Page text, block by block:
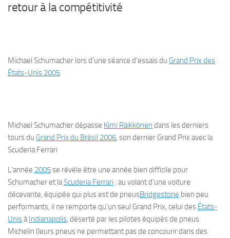
retour à la compétitivité
Michael Schumacher lors d’une séance d’essais du Grand Prix des
États-Unis 2005
Michael Schumacher dépasse Kimi Räikkönen dans les derniers
tours du Grand Prix du Brésil 2006, son dernier Grand Prix avec la
Scuderia Ferrari
L’année 2005se révèle être une année bien difficile pour
Schumacher et laScuderia Ferrari : au volant d’une voiture
décevante, équipée qui plus est de pneusBridgestone bien peu
performants, il ne remporte qu’un seul Grand Prix, celui des États-
UnisàIndianapolis, déserté par les pilotes équipés de pneus
Michelin (leurs pneus ne permettant pas de concourir dans des